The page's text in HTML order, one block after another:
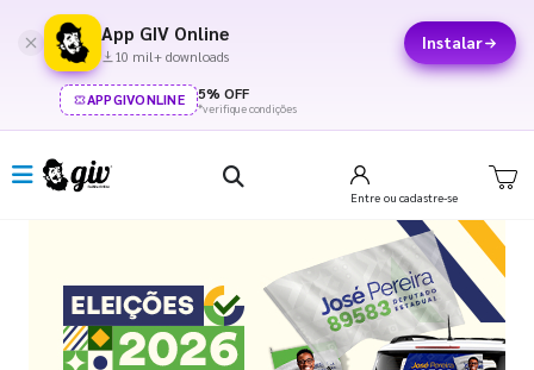
App GIV Online
10 mil+ downloads
Instalar
APPGIVONLINE 5% OFF
*verifique condições
Entre ou cadastre-se